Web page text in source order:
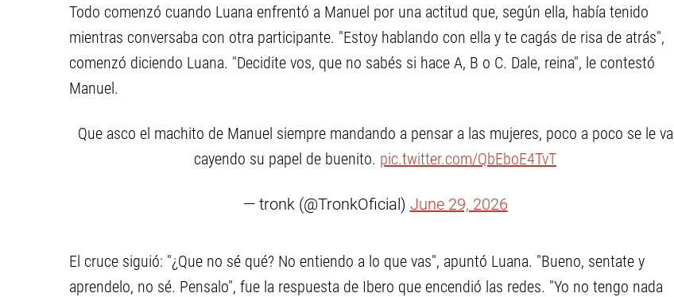
Todo comenzó cuando Luana enfrentó a Manuel por una actitud que, según ella, había tenido
mientras conversaba con otra participante. "Estoy hablando con ella y te cagás de risa de atrás",
comenzó diciendo Luana. "Decidite vos, que no sabés si hace A, B o C. Dale, reina", le contestó
Manuel.
Que asco el machito de Manuel siempre mandando a pensar a las mujeres, poco a poco se le va
cayendo su papel de buenito. pic.twitter.com/QbEboE4TvT
— tronk (@TronkOficial) June 29, 2026
El cruce siguió: "¿Que no sé qué? No entiendo a lo que vas", apuntó Luana. "Bueno, sentate y
aprendelo, no sé. Pensalo", fue la respuesta de Ibero que encendió las redes. "Yo no tengo nada